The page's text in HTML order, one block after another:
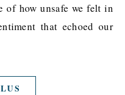
of how unsafe we felt in
that echoed our